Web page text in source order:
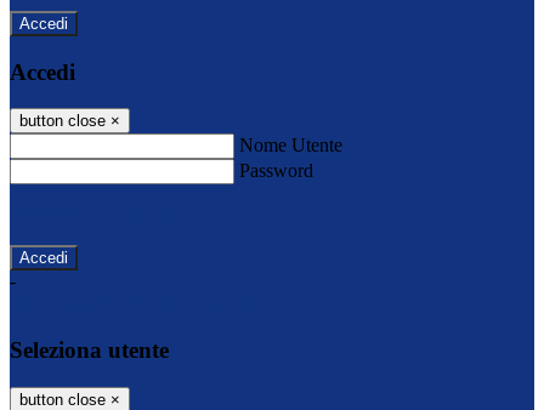
Accedi
Accedi
button close ×
Nome Utente
Password
-
Seleziona utente
button close ×